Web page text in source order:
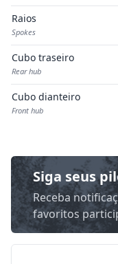
Raios
Spokes
Cubo traseiro
Rear hub
Cubo dianteiro
Front hub
Siga seus
Receba
favoritos